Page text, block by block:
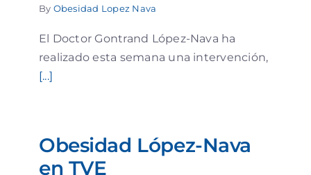
By Obesidad Lopez Nava
El Doctor Gontrand López-Nava ha
realizado esta semana una intervención,
[...]
Obesidad López-Nava
en TVE